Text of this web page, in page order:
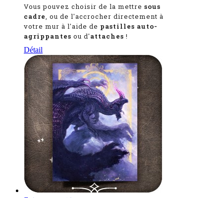
Vous pouvez choisir de la mettre sous
cadre, ou de l'accrocher directement à
votre mur à l'aide de pastilles auto-
agrippantes ou d'attaches !
Détail